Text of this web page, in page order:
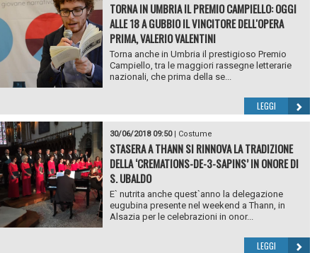
TORNA IN UMBRIA IL PREMIO CAMPIELLO: OGGI
ALLE 18 A GUBBIO IL VINCITORE DELL'OPERA
PRIMA, VALERIO VALENTINI
Torna anche in Umbria il prestigioso Premio
Campiello, tra le maggiori rassegne letterarie
nazionali, che prima della se...
LEGGI
30/06/2018 09:50| Costume
STASERA A THANN SI RINNOVA LA TRADIZIONE
DELLA ‘CREMATIONS-DE-3-SAPINS’ IN ONORE DI
S. UBALDO
E` nutrita anche quest`anno la delegazione
eugubina presente nel weekend a Thann, in
Alsazia per le celebrazioni in onor...
LEGGI